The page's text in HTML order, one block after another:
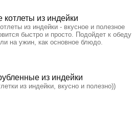
котлеты из индейки
из индейки - вкусное и полезное
быстро и просто. Подойдет к обеду
на ужин, как основное блюдо.
из индейки
из индейки, вкусно и полезно))